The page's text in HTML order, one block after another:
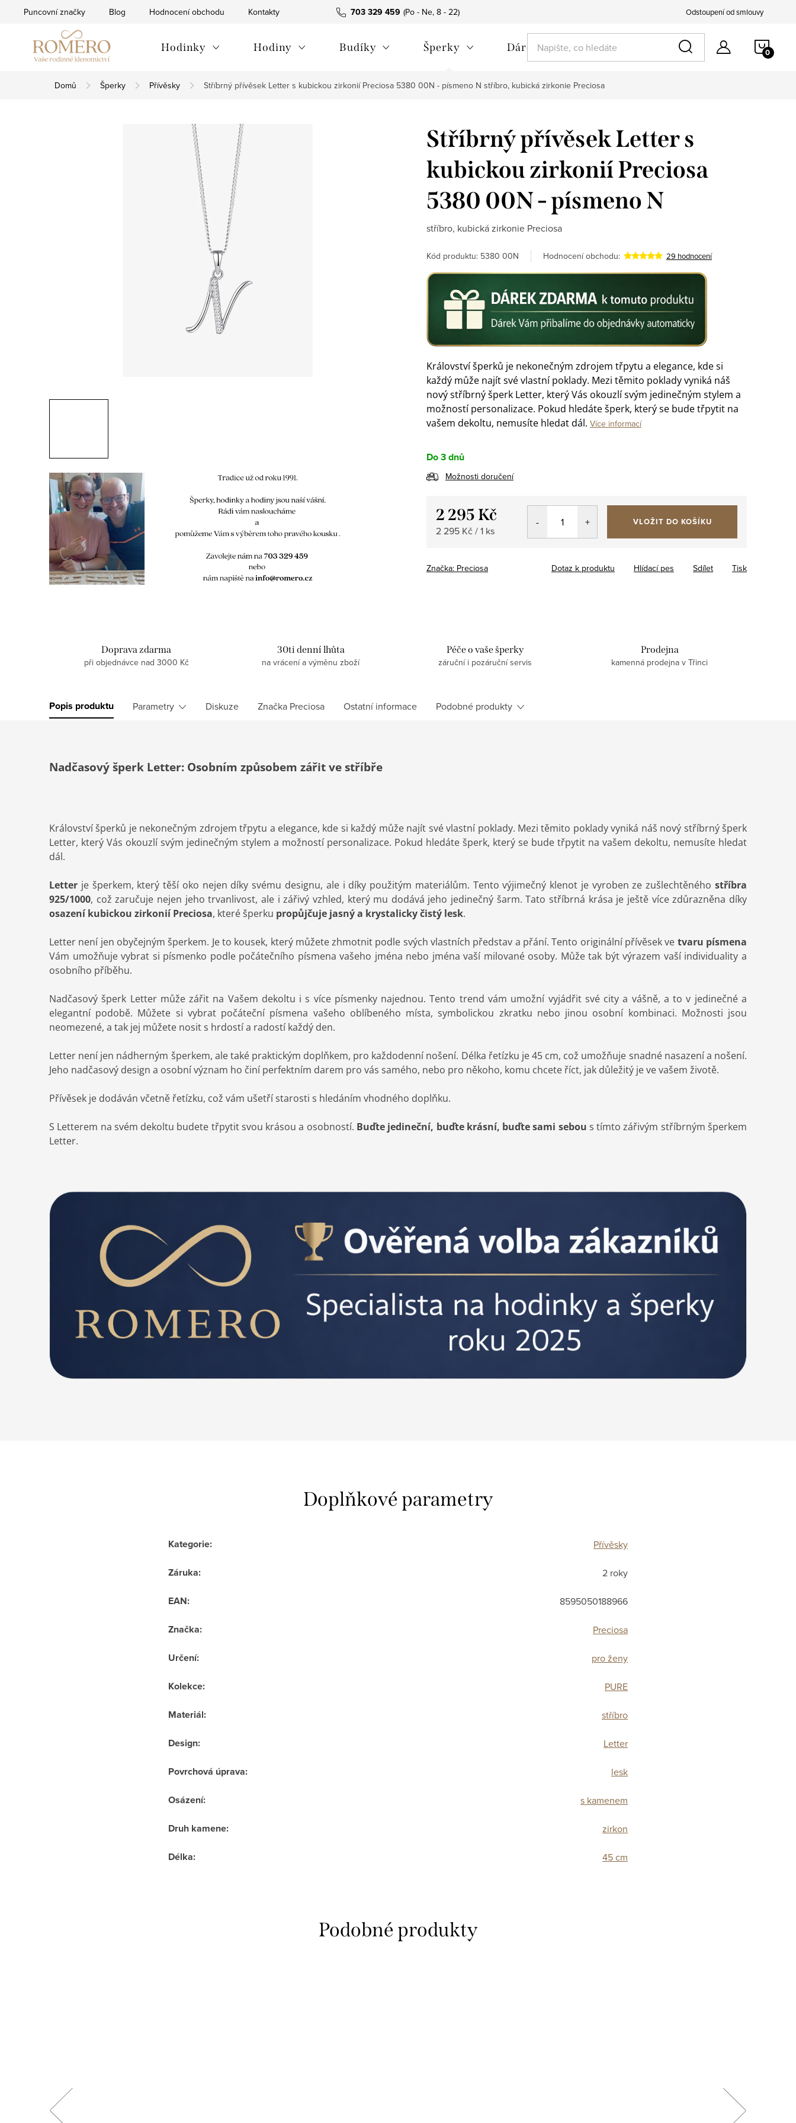
703 329 459
Puncovní značky Blog Hodnocení obchodu Kontakty Odstoupení od smlouvy
Hodinky Hodiny Budíky Šperky Dárek pro ni
Domů Šperky Přívěsky Stříbrný přívěsek Letter s kubickou zirkonií Preciosa 5380 00N - písmeno N stříbro, kubická zirkonie Preciosa
Stříbrný přívěsek Letter s
kubickou zirkonií Preciosa
5380 00N - písmeno N
stříbro, kubická zirkonie Preciosa
Kód produktu: 5380 00N Hodnocení obchodu: 29 hodnocení
Království šperků je nekonečným zdrojem třpytu a elegance, kde si
každý může najít své vlastní poklady. Mezi těmito poklady vyniká náš
nový stříbrný šperk Letter, který Vás okouzlí svým jedinečným stylem a
možností personalizace. Pokud hledáte šperk, který se bude třpytit na
vašem dekoltu, nemusíte hledat dál. Více informací
Do 3 dnů
Možnosti doručení
2 295 Kč
Měrná
2 295 Kč / 1 ks
VLOŽIT DO KOŠÍKU
Značka: Preciosa Tisk
Dotaz k produktu Hlídací pes Sdílet
Doprava zdarma
při objednávce nad 3000 Kč
30ti denní lhůta
na vrácení a výměnu zboží
Péče o vaše šperky
záruční i pozáruční servis
Prodejna
kamenná prodejna v Třinci
Popis produktu Parametry Diskuze Značka Preciosa Ostatní informace Podobné produkty
Nadčasový šperk Letter: Osobním způsobem zářit ve stříbře
Království šperků je nekonečným zdrojem třpytu a elegance, kde si každý může najít své vlastní poklady. Mezi těmito poklady vyniká náš nový stříbrný šperk
Letter, který Vás okouzlí svým jedinečným stylem a možností personalizace. Pokud hledáte šperk, který se bude třpytit na vašem dekoltu, nemusíte hledat
dál.
Letter je šperkem, který těší oko nejen díky svému designu, ale i díky použitým materiálům. Tento výjimečný klenot je vyroben ze zušlechtěného stříbra
925/1000, což zaručuje nejen jeho trvanlivost, ale i zářivý vzhled, který mu dodává jeho jedinečný šarm. Tato stříbrná krása je ještě více zdůrazněna díky
osazení kubickou zirkonií Preciosa, které šperku propůjčuje jasný a krystalicky čistý lesk.
Letter není jen obyčejným šperkem. Je to kousek, který můžete zhmotnit podle svých vlastních představ a přání. Tento originální přívěsek ve tvaru písmena
Vám umožňuje vybrat si písmenko podle počátečního písmena vašeho jména nebo jména vaší milované osoby. Může tak být výrazem vaší individuality a
osobního příběhu.
Nadčasový šperk Letter může zářit na Vašem dekoltu i s více písmenky najednou. Tento trend vám umožní vyjádřit své city a vášně, a to v jedinečné a
elegantní podobě. Můžete si vybrat počáteční písmena vašeho oblíbeného místa, symbolickou zkratku nebo jinou osobní kombinaci. Možnosti jsou
neomezené, a tak jej můžete nosit s hrdostí a radostí každý den.
Letter není jen nádherným šperkem, ale také praktickým doplňkem, pro každodenní nošení. Délka řetízku je 45 cm, což umožňuje snadné nasazení a nošení.
Jeho nadčasový design a osobní význam ho činí perfektním darem pro vás samého, nebo pro někoho, komu chcete říct, jak důležitý je ve vašem životě.
Přívěsek je dodáván včetně řetízku, což vám ušetří starosti s hledáním vhodného doplňku.
S Letterem na svém dekoltu budete třpytit svou krásou a osobností. Buďte jedineční, buďte krásní, buďte sami sebou s tímto zářivým stříbrným šperkem
Letter.
Doplňkové parametry
Kategorie: Přívěsky
Záruka: 2 roky
EAN: 8595050188966
Značka: Preciosa
Určení: pro ženy
Kolekce: PURE
Materiál: stříbro
Design: Letter
Povrchová úprava: lesk
Osázení: s kamenem
Druh kamene: zirkon
Délka: 45 cm